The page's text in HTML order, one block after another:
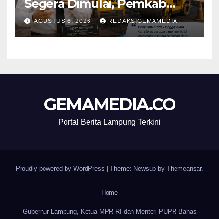
Segera Dimulai, Pemkab
Lampung Selatan Pastikan
Mobilitas Warga Lebih Aman
dan Nyaman
AGUSTUS 6, 2026 REDAKSIGEMAMEDIA
GEMAMEDIA.CO
Portal Berita Lampung Terkini
Proudly powered by WordPress Theme: Newsup by Themeansar.
Home
Gubernur Lampung, Ketua MPR RI dan Menteri PUPR Bahas